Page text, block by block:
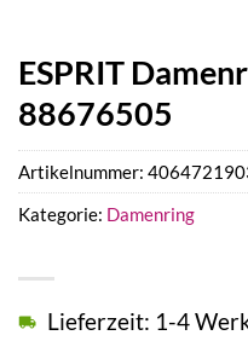
ESPRIT
88676505
Lieferzeit: 1-4
Artikelnummer:
Kategorie: Damenring